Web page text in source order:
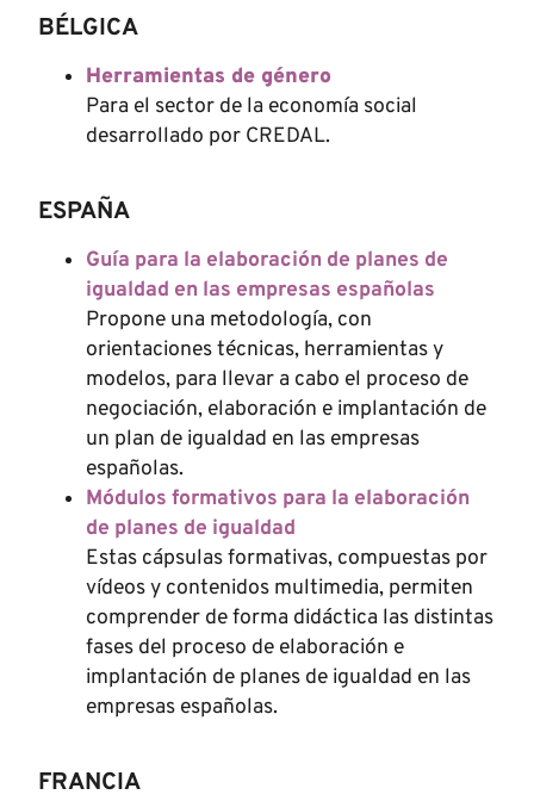
BÉLGICA
Herramientas de género
Para el sector de la economía social
desarrollado por CREDAL.
ESPAÑA
Guía para la elaboración de planes de
igualdad en las empresas españolas
Propone una metodología, con
orientaciones técnicas, herramientas y
modelos, para llevar a cabo el proceso de
negociación, elaboración e implantación de
un plan de igualdad en las empresas
españolas.
Módulos formativos para la elaboración
de planes de igualdad
Estas cápsulas formativas, compuestas por
vídeos y contenidos multimedia, permiten
comprender de forma didáctica las distintas
fases del proceso de elaboración e
implantación de planes de igualdad en las
empresas españolas.
FRANCIA